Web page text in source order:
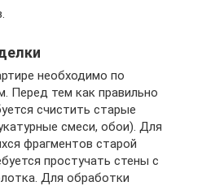
необходимо по
Перед тем как правильно
счистить старые
смеси, обои). Для
фрагментов старой
простучать стены с
Для обработки